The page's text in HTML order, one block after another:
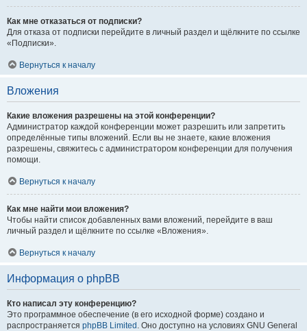
Как мне отказаться от подписки?
Для отказа от подписки перейдите в личный раздел и щёлкните по ссылке
«Подписки».
Вернуться к началу
Вложения
Какие вложения разрешены на этой конференции?
Администратор каждой конференции может разрешить или запретить
определённые типы вложений. Если вы не знаете, какие вложения
разрешены, свяжитесь с администратором конференции для получения
помощи.
Вернуться к началу
Как мне найти мои вложения?
Чтобы найти список добавленных вами вложений, перейдите в ваш
личный раздел и щёлкните по ссылке «Вложения».
Вернуться к началу
Информация о phpBB
Кто написал эту конференцию?
Это программное обеспечение (в его исходной форме) создано и
распространяется phpBB Limited . Оно доступно на условиях GNU General